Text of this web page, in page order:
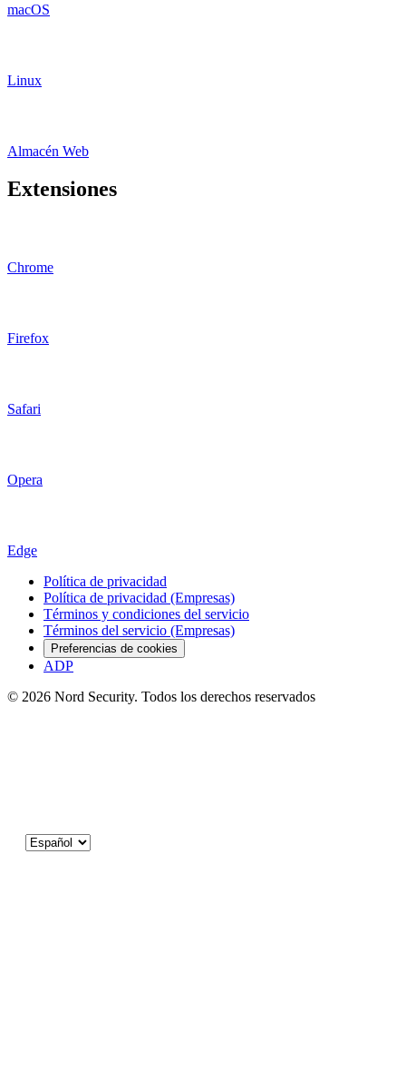
macOS
Linux
Almacén Web
Extensiones
Chrome
Firefox
Safari
Opera
Edge
Política de privacidad
Política de privacidad (Empresas)
Términos y condiciones del servicio
Términos del servicio (Empresas)
Preferencias de cookies
ADP
© 2026 Nord Security. Todos los derechos reservados